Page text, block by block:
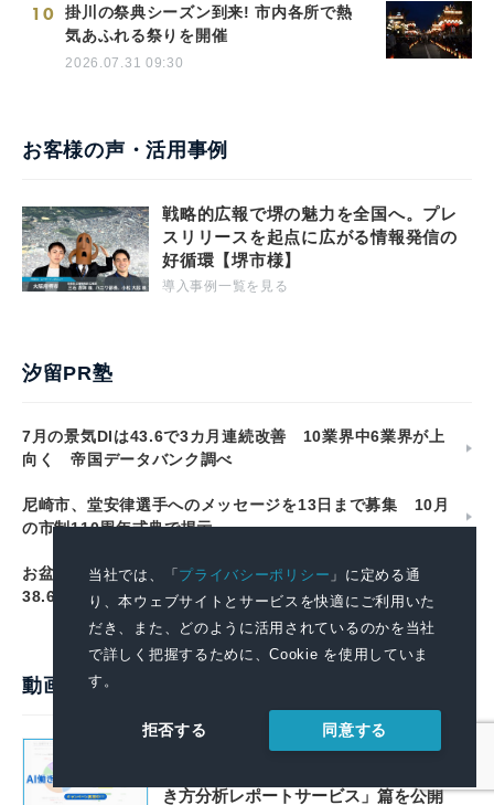
当社では、「プライバシーポリシー 」に定める通
り、本ウェブサイトとサービスを快適にご利用いた
だき、また、どのように活用されているのかを当社
で詳しく把握するために、Cookie を使用していま
す。
拒否する 同意する
10
掛川の祭典シーズン到来! 市内各所で熱
気あふれる祭りを開催
2026.07.31 09:30
お客様の声・活用事例
戦略的広報で堺の魅力を全国へ。プレ
スリリースを起点に広がる情報発信の
好循環【堺市様】
導入事例一覧を見る
汐留PR塾
7月の景気DIは43.6で3カ月連続改善 10業界中6業界が上
向く 帝国データバンク調べ
尼崎市、堂安律選手へのメッセージを13日まで募集 10月
の市制110周年式典で掲示
お盆玉、子ども1人あたり平均9,977円 用意する人は
38.6% ソニー損保調べ
動画で見るプレスリリース
AIで組織の業務改善を支援する！
き方分析レポートサービス」篇を公開